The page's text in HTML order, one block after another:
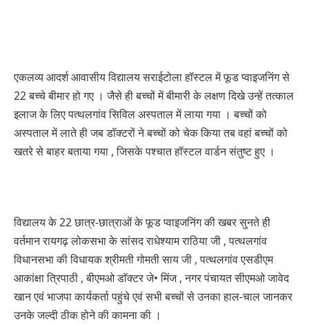
एकलव्य आदर्श आवासीय विद्यालय सराईटोला हॉस्टल में फूड प्वाइजनिंग से
22 बच्चे बीमार हो गए । जैसे ही बच्चों में बीमारी के लक्षण दिखे उन्हें तत्काल
इलाज के लिए पत्थलगांव सिविल अस्पताल में लाया गया । बच्चों को
अस्पताल में लाते ही जब डॉक्टरों ने बच्चों को चेक किया तब वहां बच्चों को
खतरे से बाहर बताया गया , जिसके पश्चात हॉस्टल वार्डन संतुष्ट हुए ।
विद्यालय के 22 छात्र-छात्राओं के फूड प्वाइजनिंग की खबर सुनते ही
वर्तमान रायगढ़ लोकसभा के सांसद राधेश्याम राठिया जी , पत्थलगांव
विधानसभा की विधायक श्रीमती गोमती साय जी , पत्थलगांव एसडीएम
आकांक्षा त्रिपाठी , बीएमओ डॉक्टर जे• मिंज , नगर पंचायत सीएमओ जावेद
खान एवं भाजपा कार्यकर्ता पहुंचे एवं सभी बच्चों से उनका हाल-चाल जानकर
उनके जल्दी ठीक होने की कामना की ।